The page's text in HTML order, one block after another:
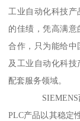
工业自动化科技产
的佳绩，凭高满
合作，只为能给
及工业自动化科
配套服务领域。
SIEMENS西门
PLC产品以其稳定